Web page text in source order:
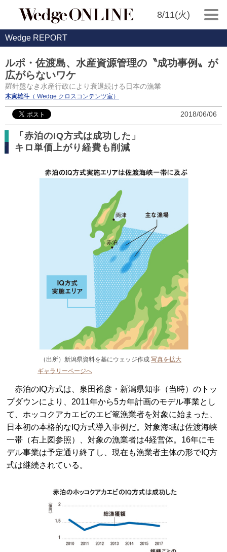
8/11(火)
Wedge REPORT
ルポ・佐渡島、水産資源管理の〝成功事例〟が
広がらないワケ
羅針盤なき水産行政により衰退続ける日本の漁業
木寅雄斗 （ Wedge クロスコンテンツ室）
2018/06/06
「赤泊のIQ方式は成功した」
キロ単価上がり経費も削減
（出所）新潟県資料を基にウェッジ作成 写真を拡大
ギャラリーページへ
赤泊のIQ方式は、泉田裕彦・新潟県知事（当時）のトッ
プダウンにより、2011年から5カ年計画のモデル事業とし
て、ホッコクアカエビのエビ篭漁業者を対象に始まった、
日本初の本格的なIQ方式導入事例だ。対象海域は佐渡海峡
一帯（右上図参照）、対象の漁業者は4経営体。16年にモ
デル事業は予定通り終了し、現在も漁業者主体の形でIQ方
式は継続されている。